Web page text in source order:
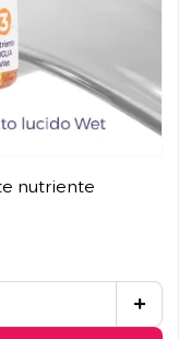
nutriente
+